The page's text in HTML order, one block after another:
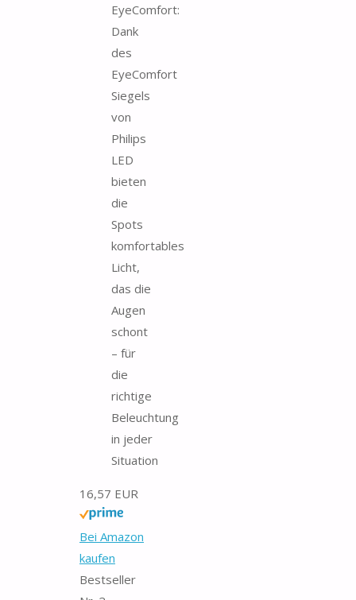
EyeComfort:
Dank
des
EyeComfort
Siegels
von
Philips
LED
bieten
die
Spots
komfortables
Licht,
das die
Augen
schont
– für
die
richtige
Beleuchtung
in jeder
Situation
16,57 EUR
Bei Amazon
kaufen
Bestseller